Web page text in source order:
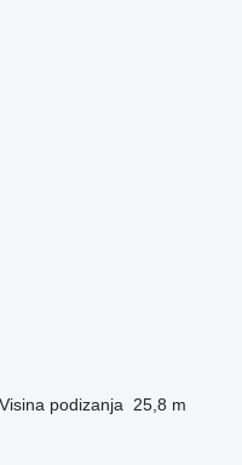
Visina podizanja
25,8 m